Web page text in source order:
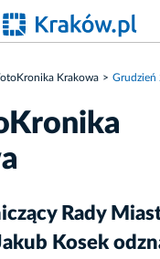
Krakowa Grudzień
Rady
Kosek